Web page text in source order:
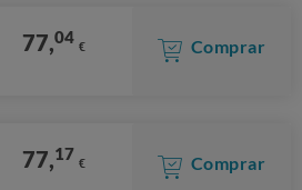
77,04 € Comprar
77,17 € Comprar